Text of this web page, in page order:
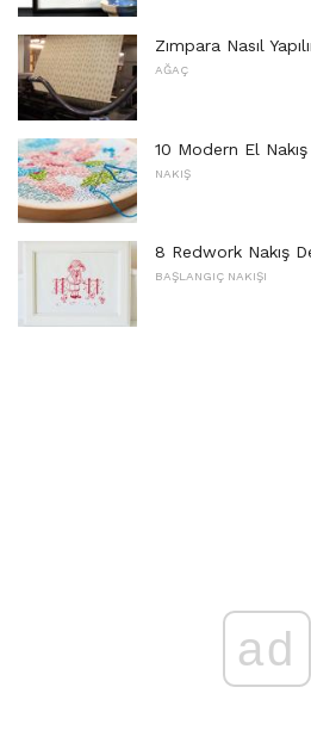
Zımpara Nasıl
AĞAÇ
10 Modern El
NAKIŞ
8 Redwork Nakış
BAŞLANGIÇ ​​NAKIŞI
ad